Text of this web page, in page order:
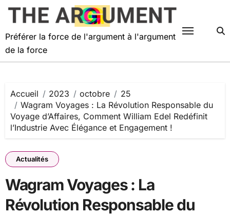
Passer
Préférer la force de l'argument à l'argument
de la force
Accueil 2023 octobre
25
Wagram Voyages : La Révolution Responsable du
Voyage d’Affaires, Comment William Edel Redéfinit
l’Industrie Avec Élégance et Engagement !
Actualités
Wagram Voyages : La
Révolution Responsable du